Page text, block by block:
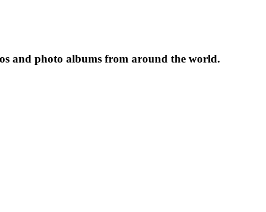
and photo albums from around the world.